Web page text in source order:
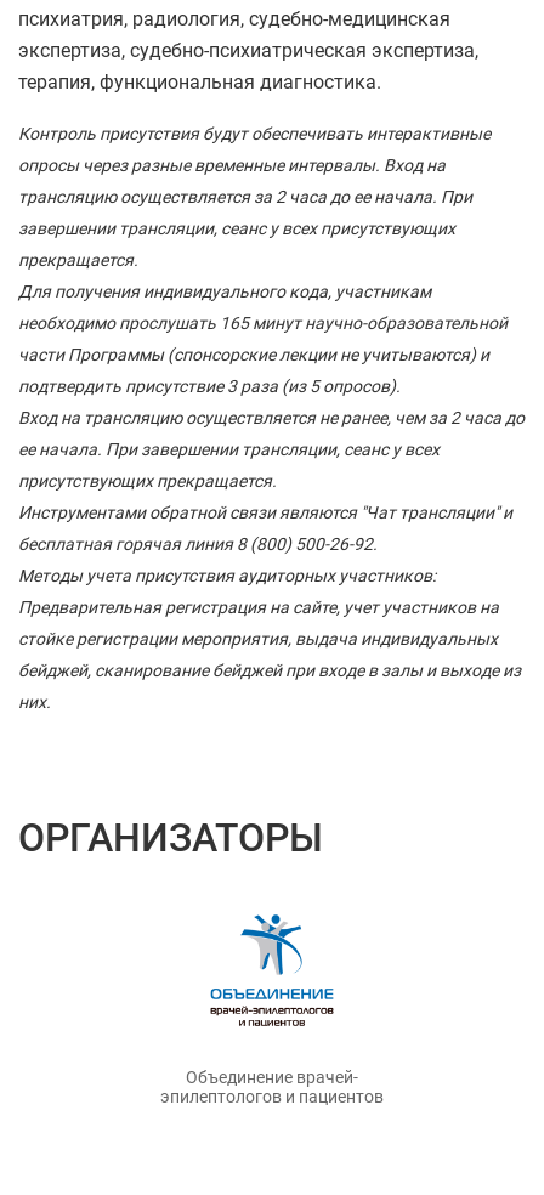
психиатрия, радиология, судебно-медицинская
экспертиза, судебно-психиатрическая экспертиза,
терапия, функциональная диагностика.
Контроль присутствия будут обеспечивать интерактивные
опросы через разные временные интервалы. Вход на
трансляцию осуществляется за 2 часа до ее начала. При
завершении трансляции, сеанс у всех присутствующих
прекращается.
Для получения индивидуального кода, участникам
необходимо прослушать 165 минут научно-образовательной
части Программы (спонсорские лекции не учитываются) и
подтвердить присутствие 3 раза (из 5 опросов).
Вход на трансляцию осуществляется не ранее, чем за 2 часа до
ее начала. При завершении трансляции, сеанс у всех
присутствующих прекращается.
Инструментами обратной связи являются "Чат трансляции" и
бесплатная горячая линия 8 (800) 500-26-92.
Методы учета присутствия аудиторных участников:
Предварительная регистрация на сайте, учет участников на
стойке регистрации мероприятия, выдача индивидуальных
бейджей, сканирование бейджей при входе в залы и выходе из
них.
ОРГАНИЗАТОРЫ
Объединение врачей-
эпилептологов и пациентов